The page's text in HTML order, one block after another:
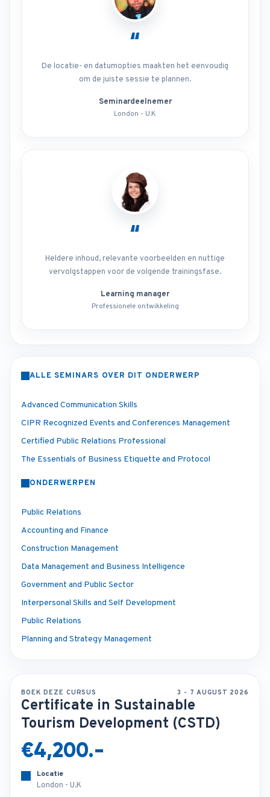
“
De locatie- en datumopties maakten het eenvoudig
om de juiste sessie te plannen.
Seminardeelnemer
London - U.K
“
Heldere inhoud, relevante voorbeelden en nuttige
vervolgstappen voor de volgende trainingsfase.
Learning manager
Professionele ontwikkeling
ALLE SEMINARS OVER DIT ONDERWERP
Advanced Communication Skills
CIPR Recognized Events and Conferences Management
Certified Public Relations Professional
The Essentials of Business Etiquette and Protocol
ONDERWERPEN
Public Relations
Accounting and Finance
Construction Management
Data Management and Business Intelligence
Government and Public Sector
Interpersonal Skills and Self Development
Public Relations
Planning and Strategy Management
BOEK DEZE CURSUS 3 - 7 AUGUST 2026
Certificate in Sustainable
Tourism Development (CSTD)
€4,200.-
Locatie
London - U.K